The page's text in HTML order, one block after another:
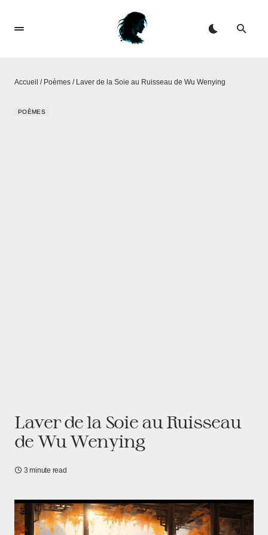
Accueil / Poèmes / Laver de la Soie au Ruisseau de Wu Wenying
POÈMES
Laver de la Soie au Ruisseau
de Wu Wenying
3 minute read